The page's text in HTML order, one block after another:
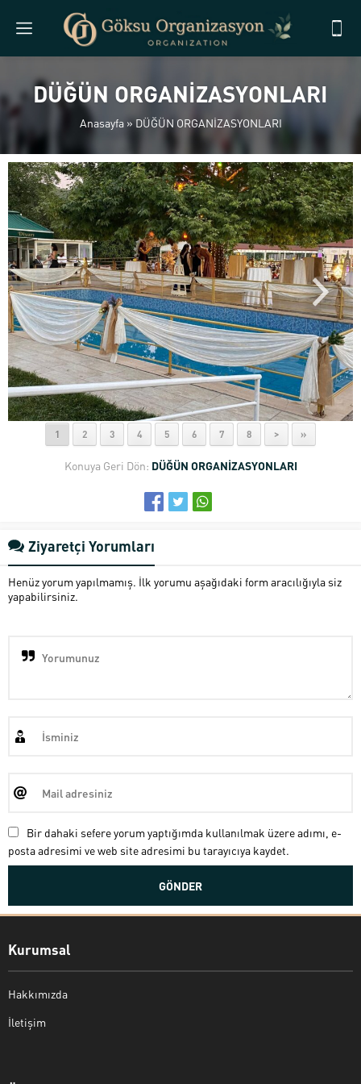
DÜĞÜN ORGANİZASYONLARI
Anasayfa»DÜĞÜN ORGANİZASYONLARI
1 2 3 4 5 6 7 8 > »
Konuya Geri Dön: DÜĞÜN ORGANİZASYONLARI
Ziyaretçi Yorumları
Henüz yorum yapılmamış. İlk yorumu aşağıdaki form aracılığıyla siz
yapabilirsiniz.
Bir dahaki sefere yorum yaptığımda kullanılmak üzere adımı, e-
posta adresimi ve web site adresimi bu tarayıcıya kaydet.
Kurumsal
Hakkımızda
İletişim